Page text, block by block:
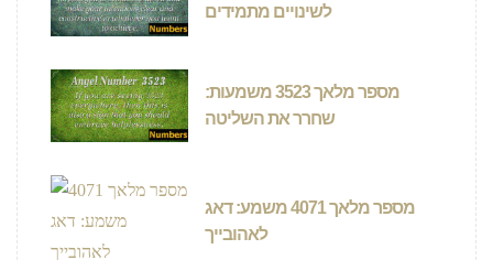
לשינויים מתמידים
מספר מלאך 3523 משמעות:
שחרר את השליטה
מספר מלאך 4071 משמע: דאג
לאהובייך